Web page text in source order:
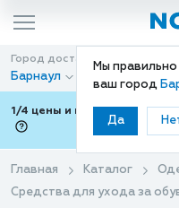
Мы
ваш город
Да
Город доставки
Барнаул
1/4 цены и покупки ваши с
Главная Каталог
Средства для ухода за